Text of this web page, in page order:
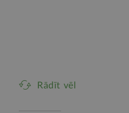
Rādīt vēl